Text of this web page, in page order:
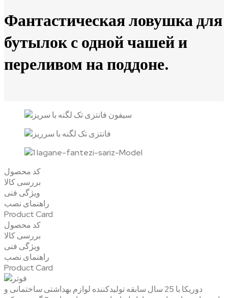
Фантастическая ловушка для
бутылок с одной чашей и
переливом на поддоне.
کد محصول
بررسی کالا
ویژگی فنی
راهنمای نصب
Product Card
کد محصول
بررسی کالا
ویژگی فنی
راهنمای نصب
Product Card
دوریکا با 25 سال سابقه تولیدکننده لوازم بهداشتی ساختمانی و